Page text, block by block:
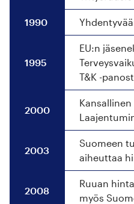
1990
1995
EU:n
T&K -
2000
2003
Suomeen
aiheuttaa
2008
Ruuan
myös